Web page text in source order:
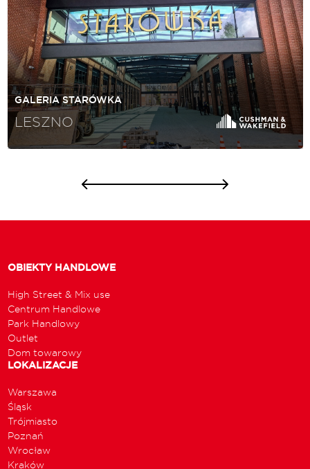
GALERIA STARÓWKA
LESZNO
OBIEKTY HANDLOWE
High Street & Mix use
Centrum Handlowe
Park Handlowy
Outlet
Dom towarowy
LOKALIZACJE
Warszawa
Śląsk
Trójmiasto
Poznań
Wrocław
Kraków